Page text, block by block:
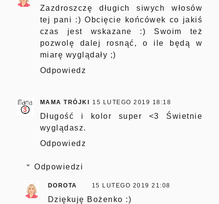
Zazdroszczę długich siwych włosów
tej pani :) Obcięcie końcówek co jakiś
czas jest wskazane :) Swoim też
pozwolę dalej rosnąć, o ile będą w
miarę wyglądały ;)
Odpowiedz
MAMA TRÓJKI 15 LUTEGO 2019 18:18
Długość i kolor super <3 Świetnie
wyglądasz.
Odpowiedz
Odpowiedzi
DOROTA 15 LUTEGO 2019 21:08
Dziękuję Bożenko :)